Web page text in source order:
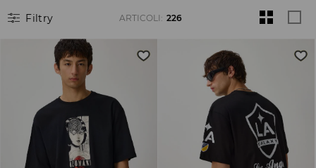
Filtry ARTICOLI : 226